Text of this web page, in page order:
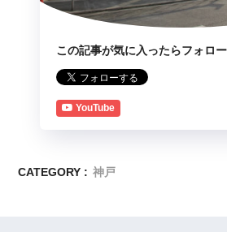
この記事が気に入ったらフォロ
YouTube
CATEGORY : 神戸